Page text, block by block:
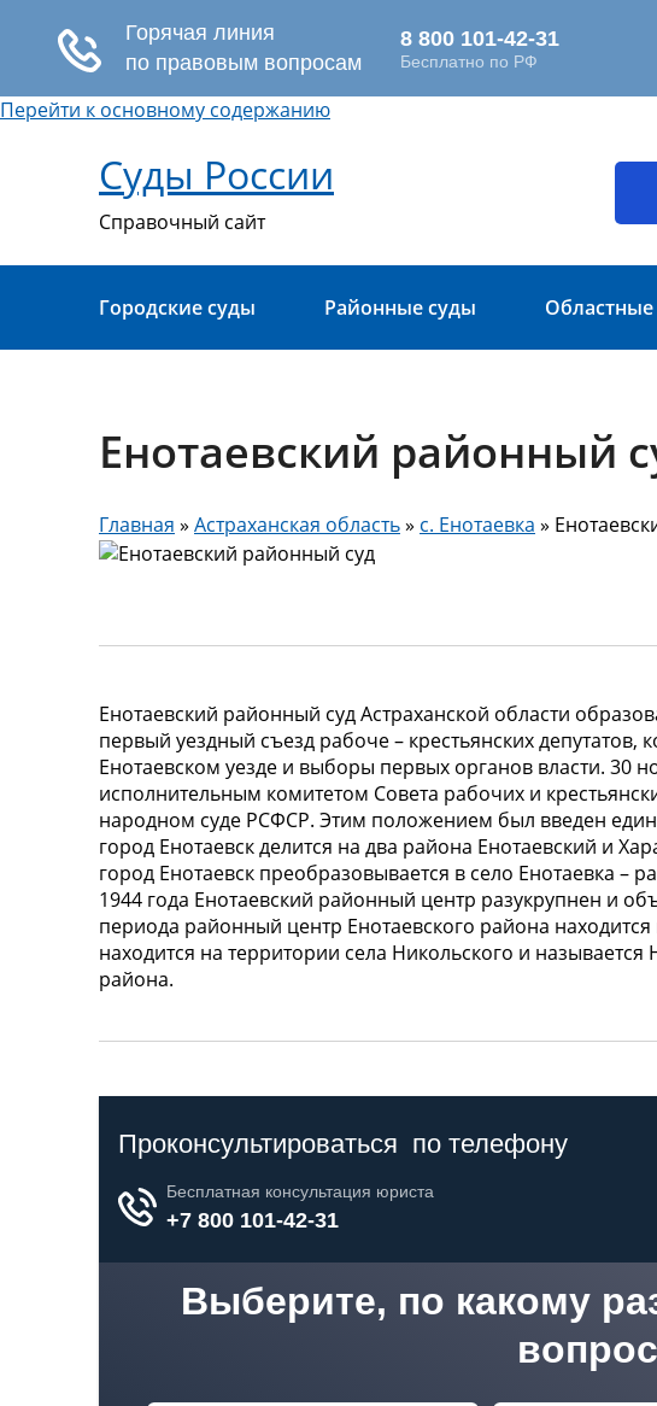
Перейти к основному содержанию
Суды России
Справочный сайт
Городские суды Районные суды
Енотаевский районный
Главная » Астраханская область» с. Енотаевка »
Енотаевский районный суд Астраханской области
первый уездный съезд рабоче – крестьянских депутатов,
Енотаевском уезде и выборы первых органов власти. 30
исполнительным комитетом Совета рабочих и
народном суде РСФСР. Этим положением был введен
город Енотаевск делится на два района Енотаевский и
город Енотаевск преобразовывается в село Енотаевка –
1944 года Енотаевский районный центр разукрупнен и
периода районный центр Енотаевского района
находится на территории села Никольского и
района.